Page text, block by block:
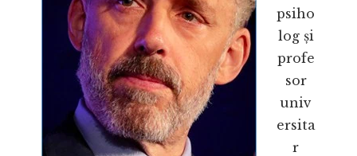
psiho
log și
profe
sor
univ
ersita
r